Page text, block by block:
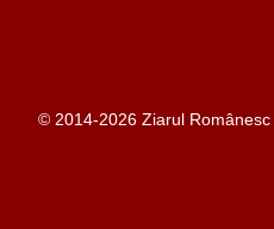
© 2014-2026 Ziarul